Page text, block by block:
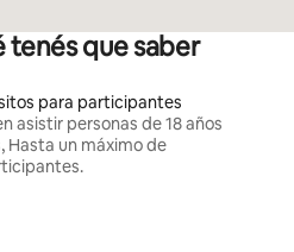
tenés que saber
para participantes
asistir personas de 18 años
Hasta un máximo de